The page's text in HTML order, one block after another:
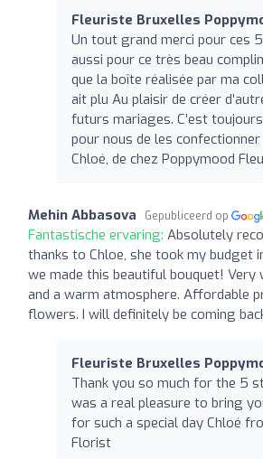
Fleuriste Bruxelles
Un tout grand merci pour ces
aussi pour ce très beau
que la boîte réalisée par ma
ait plu Au plaisir de créer
futurs mariages. C’est
pour nous de les confectionner
Chloé, de chez Poppymood
Mehin Abbasova Gepubliceerd op
Fantastische ervaring: Absolutely
thanks to Chloe, she took my budget
we made this beautiful bouquet! Very
and a warm atmosphere. Affordable
flowers. I will definitely be coming
Fleuriste Bruxelles
Thank you so much for the 5
was a real pleasure to bring
for such a special day Chloé
Florist